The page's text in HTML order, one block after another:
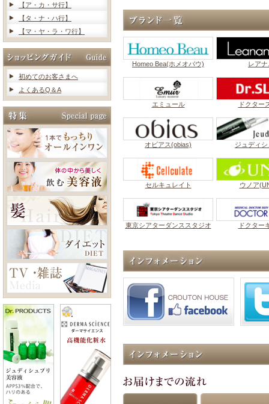
【ア・カ・サ行】
【タ・ナ・ハ行】
【マ・ヤ・ラ・ワ行】
初めてのお客さまへ
よくあるQ＆A
Homeo Bea(ホメオバウ) レアナ
エミュール ドクター
オビアス(obias) ジュディ
セルキュレイト ウノア
東京シアターダンススタジオ ドクター